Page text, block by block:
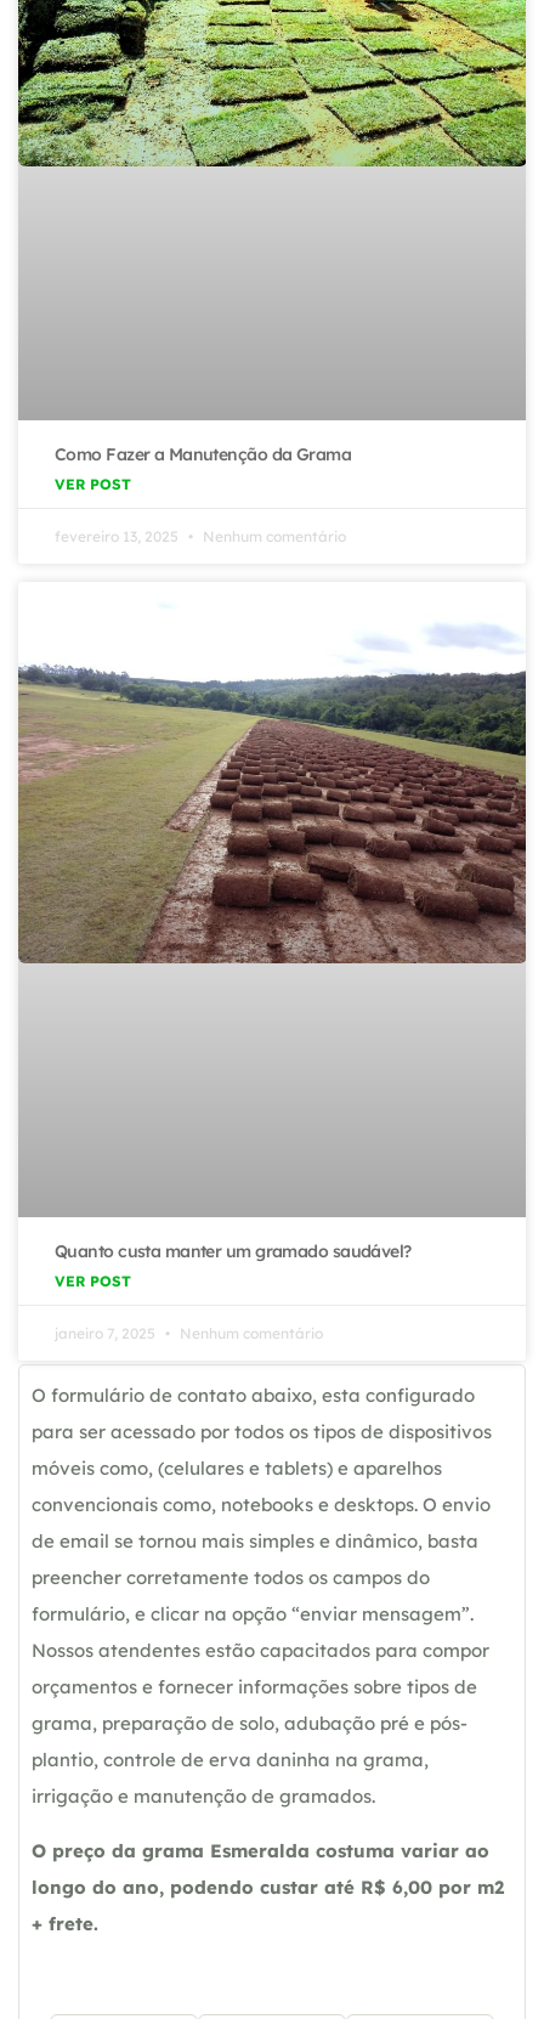
Como Fazer a Manutenção da Grama
VER POST
fevereiro 13, 2025 Nenhum comentário
Quanto custa manter um gramado saudável?
VER POST
janeiro 7, 2025 Nenhum comentário
O formulário de contato abaixo, esta configurado
para ser acessado por todos os tipos de dispositivos
móveis como, (celulares e tablets) e aparelhos
convencionais como, notebooks e desktops. O envio
de email se tornou mais simples e dinâmico, basta
preencher corretamente todos os campos do
formulário, e clicar na opção “enviar mensagem”.
Nossos atendentes estão capacitados para compor
orçamentos e fornecer informações sobre tipos de
grama, preparação de solo, adubação pré e pós-
plantio, controle de erva daninha na grama,
irrigação e manutenção de gramados.
O preço da grama Esmeralda costuma variar ao
longo do ano, podendo custar até R$ 6,00 por m2
+ frete.